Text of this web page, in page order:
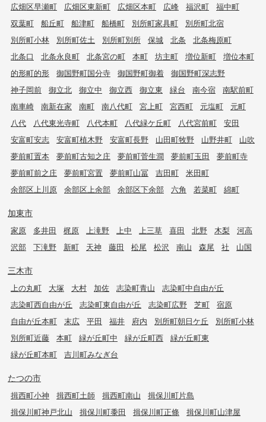
広畑区早瀬町
広畑区東新町 広畑区本町 広峰 福沢町
福中町
双葉町
船丘町 船津町 船橋町 別所町家具町
別所町北宿
別所町小林
別所町佐土 別所町別所 保城 北条
北条梅原町
北条口
北条永良町 北条宮の町 本町 坊主町 増位新町
増位本町
的形町的形
御国野町国分寺 御国野町御着
御国野町深志野
神子岡前
御立北 御立中 御立西 御立東 緑台 南今宿
南駅前町
南車崎
南新在家 南町 南八代町 宮上町 宮西町 元塩町
元町
八代
八代東光寺町 八代本町 八代緑ケ丘町 八代宮前町
安田
安富町安志
安富町植木野 安富町長野 山田町牧野 山野井町
山吹
夢前町置本
夢前町古知之庄 夢前町菅生澗 夢前町玉田
夢前町寺
夢前町前之庄
夢前町宮置 夢前町山冨 吉田町
米田町
余部区上川原
余部区上余部 余部区下余部 六角 若菜町 綿町
加東市
家原 多井田 梶原 上滝野 上中 上三草 喜田 北野 木梨
河高
沢部
下滝野 新町 天神 藤田 松尾 松沢 南山 森尾 社 山国
三木市
上の丸町 大塚 大村 加佐 志染町青山
志染町中自由が丘
志染町西自由が丘
志染町東自由が丘 志染町広野 芝町
宿原
自由が丘本町
末広 平田 福井 府内 別所町朝日ケ丘
別所町小林
別所町近藤
本町 緑が丘町中 緑が丘町西
緑が丘町東
緑が丘町本町
吉川町みなぎ台
たつの市
揖西町小神 揖西町土師 揖西町南山
揖保川町片島
揖保川町神戸北山
揖保川町黍田 揖保川町正條
揖保川町山津屋